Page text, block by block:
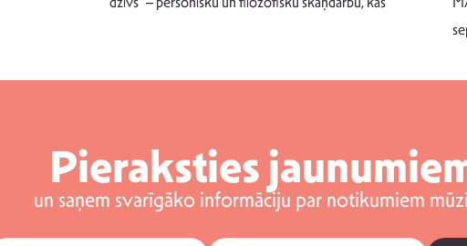
Pieraksties
un saņem svarīgāko informāciju par notikumiem